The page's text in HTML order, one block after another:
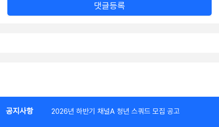
댓글등록
공지사항 2026년 하반기 채널A 청년 스쿼드 모집 공고